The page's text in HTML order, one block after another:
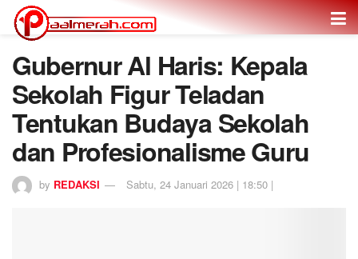
Gubernur Al Haris: Kepala
Sekolah Figur Teladan
Tentukan Budaya Sekolah
dan Profesionalisme Guru
by REDAKSI Sabtu, 24 Januari 2026 | 18:50 |